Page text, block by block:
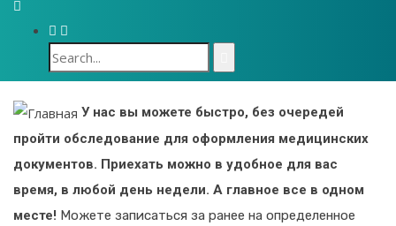
У нас вы можете быстро, без очередей
пройти обследование для оформления медицинских
документов. Приехать можно в удобное для вас
время, в любой день недели. А главное все в одном
месте! Можете записаться за ранее на определенное